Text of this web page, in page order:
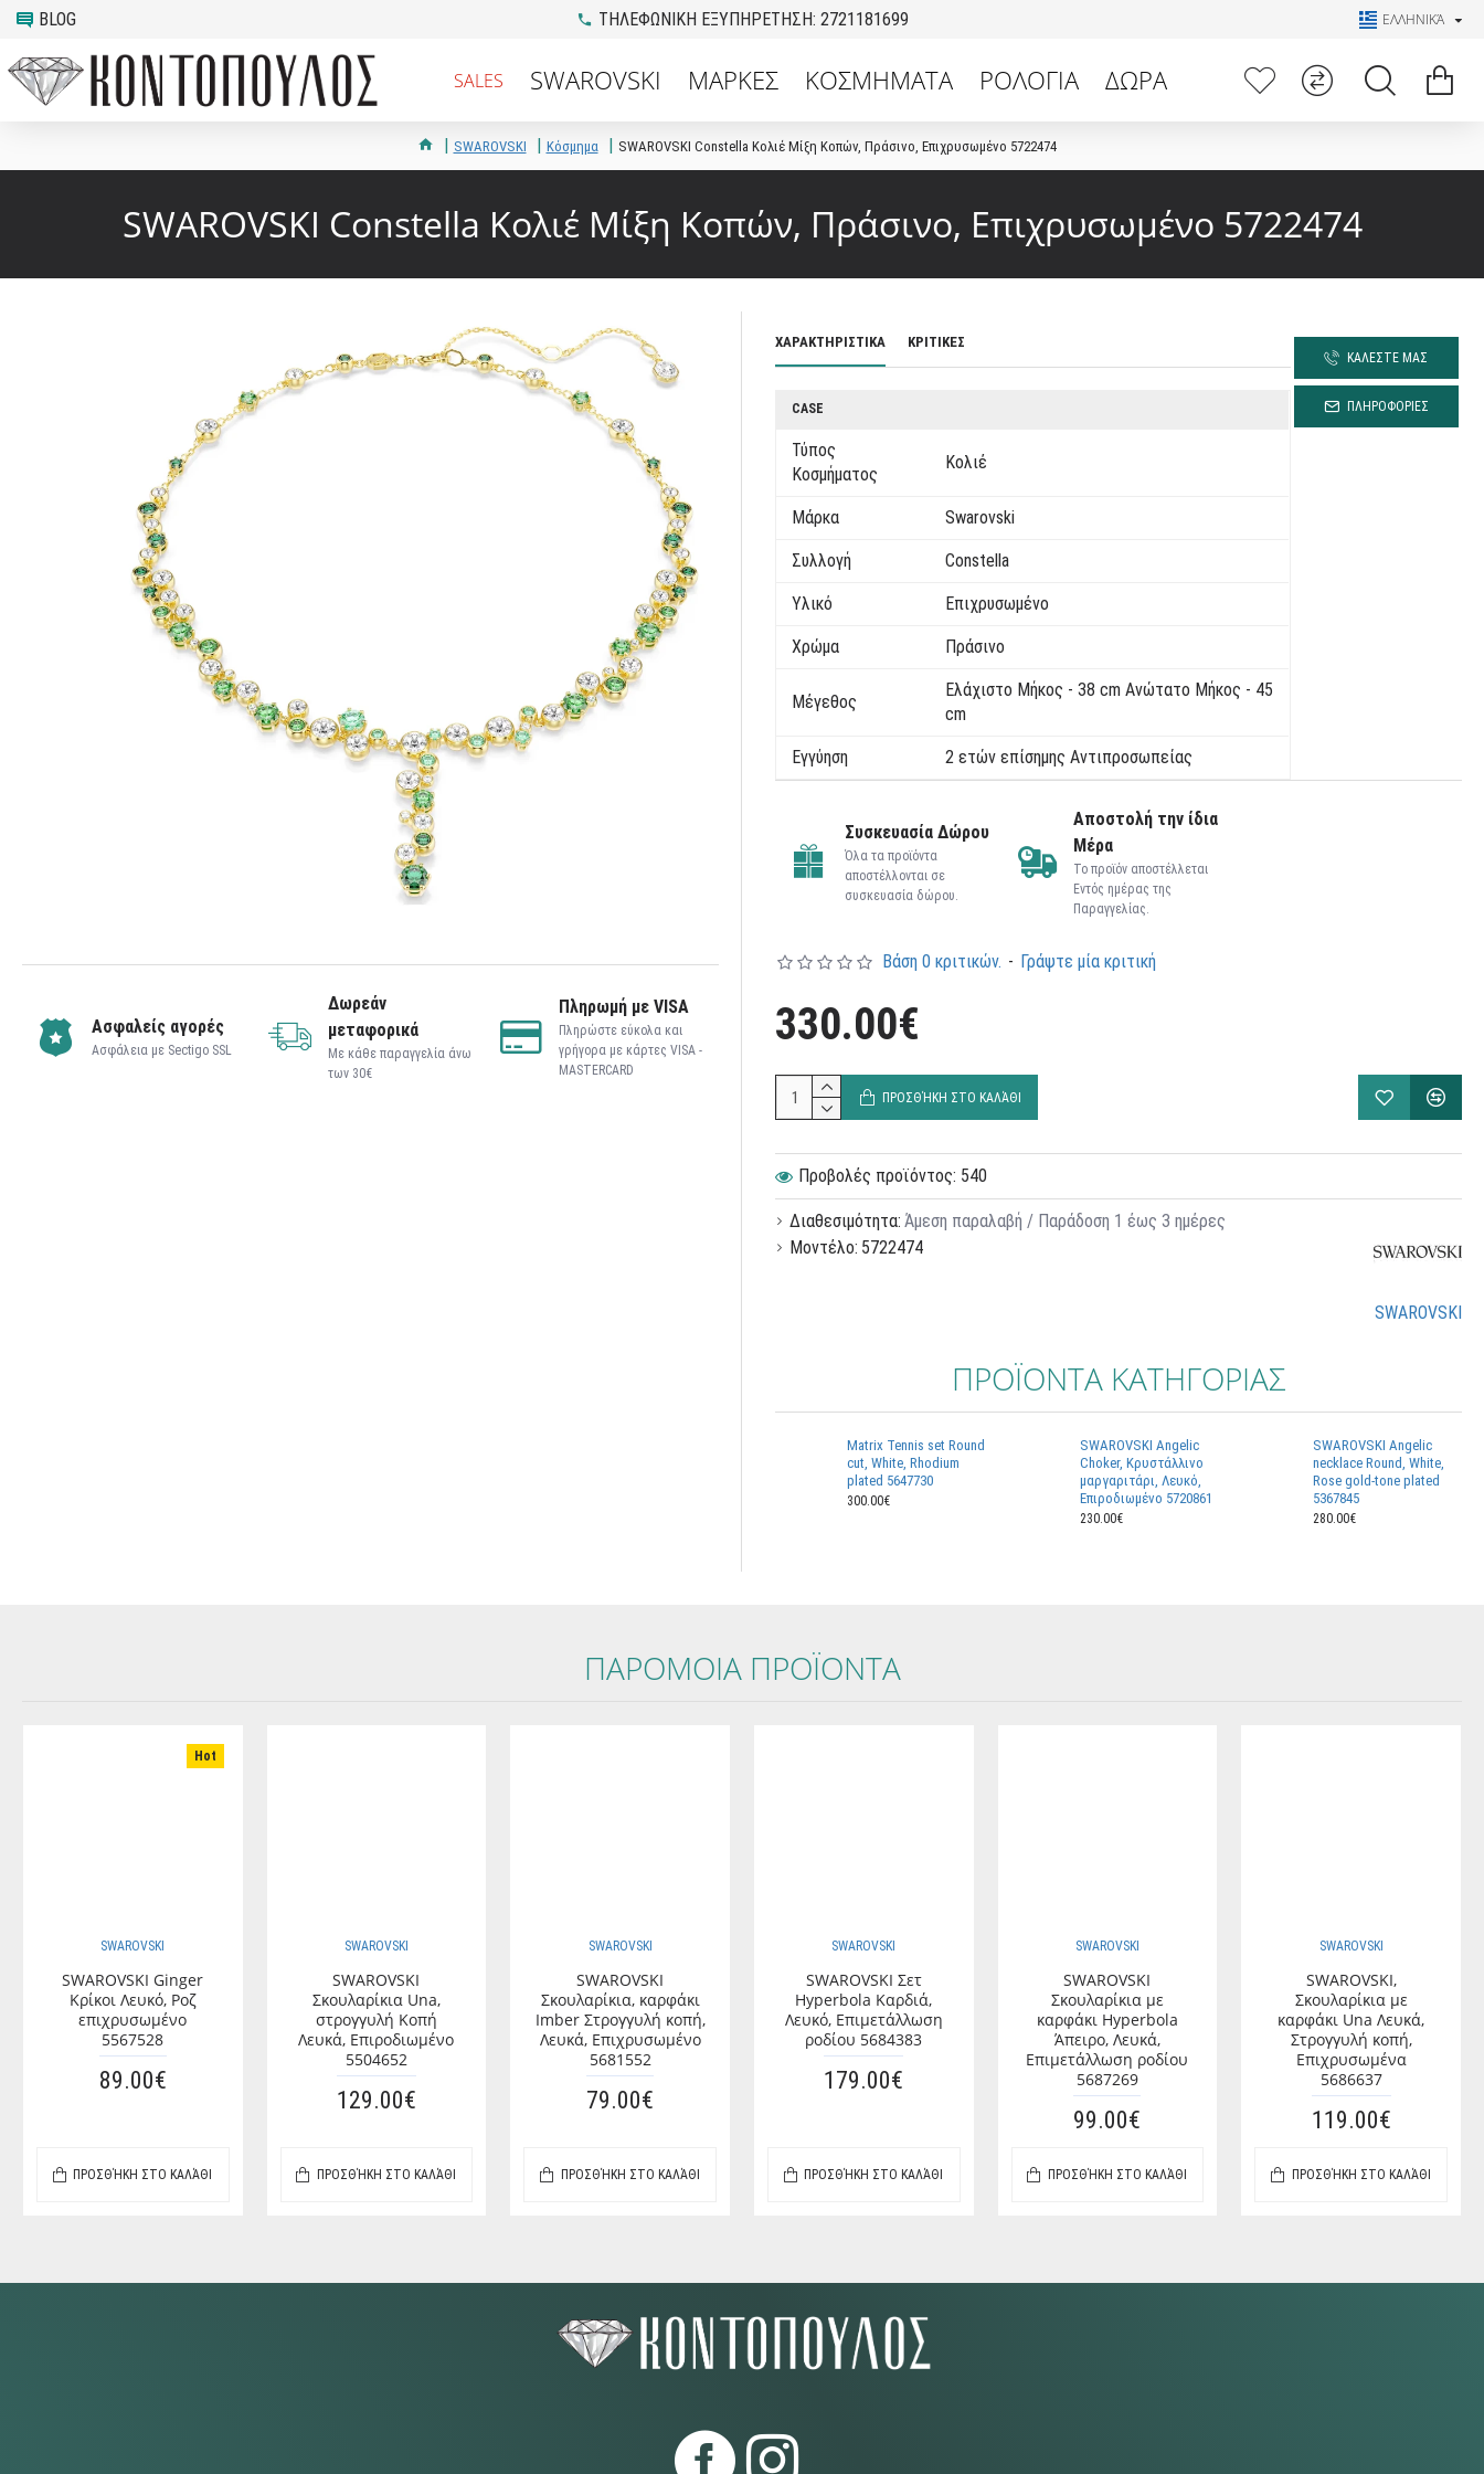
BLOG ΤΗΛΕΦΩΝΙΚΗ ΕΞΥΠΗΡΕΤΗΣΗ: 2721181699 ΕΛΛΗΝΙΚΆ
SALES SWAROVSKI ΜΑΡΚΕΣ ΚΟΣΜΗΜΑΤΑ ΡΟΛΟΓΙΑ ΔΩΡΑ
SWAROVSKI Κόσμημα SWAROVSKI Constella Κολιέ Μίξη Κοπών, Πράσινο, Επιχρυσωμένο 5722474
SWAROVSKI Constella Κολιέ Μίξη Κοπών, Πράσινο, Επιχρυσωμένο 5722474
Ασφαλείς αγορές
Ασφάλεια με Sectigo SSL
Δωρεάν
μεταφορικά
Με κάθε παραγγελία άνω
των 30€
Πληρωμή με VISA
Πληρώστε εύκολα και
γρήγορα με κάρτες VISA -
MASTERCARD
Συσκευασία Δώρου
Όλα τα προϊόντα
αποστέλλονται σε
συσκευασία δώρου.
Αποστολή την ίδια
Μέρα
Το προϊόν αποστέλλεται
Εντός ημέρας της
Παραγγελίας.
ΧΑΡΑΚΤΗΡΙΣΤΙΚΑ ΚΡΙΤΙΚΕΣ
CASE
Τύπος
Κοσμήματος
Κολιέ
Μάρκα Swarovski
Συλλογή Constella
Υλικό Επιχρυσωμένο
Χρώμα Πράσινο
Μέγεθος
Ελάχιστο Μήκος - 38 cm Ανώτατο Μήκος - 45
cm
Εγγύηση 2 ετών επίσημης Αντιπροσωπείας
ΚΑΛΕΣΤΕ ΜΑΣ
ΠΛΗΡΟΦΟΡΙΕΣ
Διαθεσιμότητα: Άμεση παραλαβή / Παράδoση 1 έως 3 ημέρες
Μοντέλο: 5722474
SWAROVSKI
Προβολές προϊόντος: 540
Βάση 0 κριτικών. - Γράψτε μία κριτική
330.00€
ΠΡΟΣΘΉΚΗ ΣΤΟ ΚΑΛΆΘΙ
ΠΡΟΪΟΝΤΑ ΚΑΤΗΓΟΡΙΑΣ
Matrix Tennis set Round
cut, White, Rhodium
plated 5647730
300.00€
SWAROVSKI Angelic
Choker, Κρυστάλλινο
μαργαριτάρι, Λευκό,
Επιροδιωμένο 5720861
230.00€
SWAROVSKI Angelic
necklace Round, White,
Rose gold-tone plated
5367845
280.00€
ΠΑΡOΜΟΙΑ ΠΡΟΪOΝΤΑ
Hot
SWAROVSKI
SWAROVSKI Ginger
Κρίκοι Λευκό, Ροζ
επιχρυσωμένο
5567528
89.00€
ΠΡΟΣΘΉΚΗ ΣΤΟ ΚΑΛΆΘΙ
SWAROVSKI
SWAROVSKI
Σκουλαρίκια Una,
στρογγυλή Κοπή
Λευκά, Επιροδιωμένο
5504652
129.00€
ΠΡΟΣΘΉΚΗ ΣΤΟ ΚΑΛΆΘΙ
SWAROVSKI
SWAROVSKI
Σκουλαρίκια, καρφάκι
Imber Στρογγυλή κοπή,
Λευκά, Επιχρυσωμένο
5681552
79.00€
ΠΡΟΣΘΉΚΗ ΣΤΟ ΚΑΛΆΘΙ
SWAROVSKI
SWAROVSKI Σετ
Hyperbola Καρδιά,
Λευκό, Επιμετάλλωση
ροδίου 5684383
179.00€
ΠΡΟΣΘΉΚΗ ΣΤΟ ΚΑΛΆΘΙ
SWAROVSKI
SWAROVSKI
Σκουλαρίκια με
καρφάκι Hyperbola
Άπειρο, Λευκά,
Επιμετάλλωση ροδίου
5687269
99.00€
ΠΡΟΣΘΉΚΗ ΣΤΟ ΚΑΛΆΘΙ
SWAROVSKI
SWAROVSKI,
Σκουλαρίκια με
καρφάκι Una Λευκά,
Στρογγυλή κοπή,
Επιχρυσωμένα
5686637
119.00€
ΠΡΟΣΘΉΚΗ ΣΤΟ ΚΑΛΆΘΙ